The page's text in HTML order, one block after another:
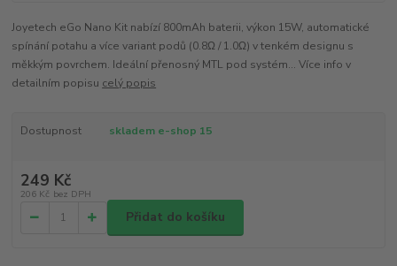
Joyetech eGo Nano Kit nabízí 800mAh baterii, výkon 15W, automatické
spínání potahu a více variant podů (0.8Ω / 1.0Ω) v tenkém designu s
měkkým povrchem. Ideální přenosný MTL pod systém... Více info v
detailním popisu celý popis
Dostupnost skladem e-shop 15
249 Kč
206 Kč bez DPH
Přidat do košíku